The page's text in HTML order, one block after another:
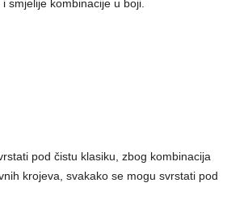
smjelije kombinacije u boji.
pod čistu klasiku, zbog kombinacija
krojeva, svakako se mogu svrstati pod